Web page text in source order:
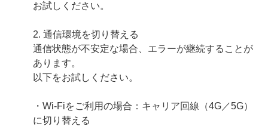
お試しください。
2. 通信環境を切り替える
通信状態が不安定な場合、エラーが継続することが
あります。
以下をお試しください。
・Wi‑Fiをご利用の場合：キャリア回線（4G／5G）
に切り替える